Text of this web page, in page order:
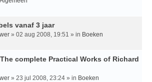
vanaf 3 jaar
» 02 aug 2008, 19:51 » in Boeken
complete Practical Works of Richard
» 23 jul 2008, 23:24 » in Boeken